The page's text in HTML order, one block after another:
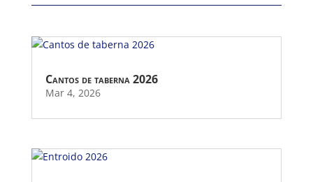
Cantos de taberna 2026
Mar 4, 2026